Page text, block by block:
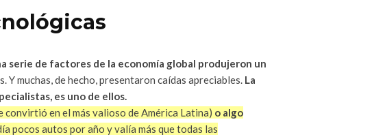
serie de factores de la economía global produjeron un
Y muchas, de hecho, presentaron caídas apreciables. La
es uno de ellos.
convirtió en el más valioso de América Latina) o algo
pocos autos por año y valía más que todas las